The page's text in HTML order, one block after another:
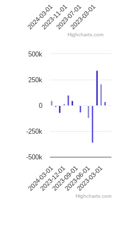
2024-03-01 2023-03-01
2023-11-012023-07-01
Highcharts.com
2024-03-01
2023-12-01
2023-09-01
2023-06-01
2023-03-01
-500k
-250k
0
250k
500k
Highcharts.com